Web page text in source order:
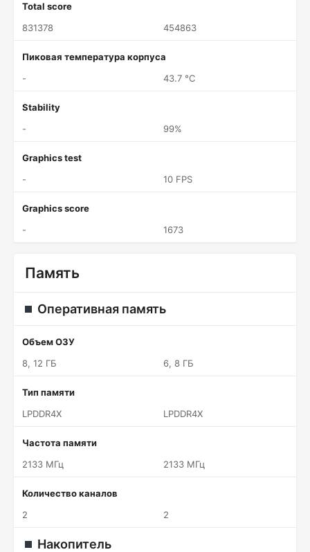
Total score
831378
454863
Пиковая температура корпуса
-
43.7 °C
Stability
-
99%
Graphics test
-
10 FPS
Graphics score
-
1673
Память
Оперативная память
Объем ОЗУ
8, 12 ГБ
6, 8 ГБ
Тип памяти
LPDDR4X
LPDDR4X
Частота памяти
2133 МГц
2133 МГц
Количество каналов
2
2
Накопитель